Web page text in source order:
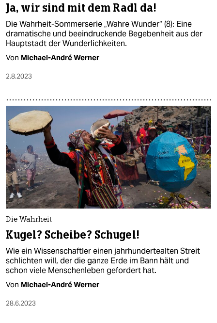
Ja, wir sind mit dem Radl da!
Die Wahrheit-Sommerserie „Wahre Wunder“ (8): Eine
dramatische und beeindruckende Begebenheit aus der
Hauptstadt der Wunderlichkeiten.
Von Michael-André Werner
2.8.2023
Die Wahrheit
Kugel? Scheibe? Schugel!
Wie ein Wissenschaftler einen jahrhundertealten Streit
schlichten will, der die ganze Erde im Bann hält und
schon viele Menschenleben gefordert hat.
Von Michael-André Werner
28.6.2023